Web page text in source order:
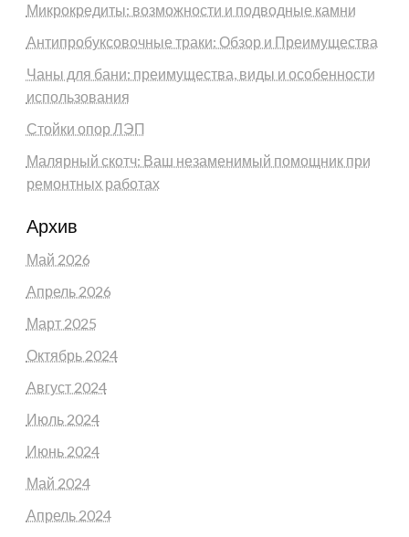
Микрокредиты: возможности и подводные камни
Антипробуксовочные траки: Обзор и Преимущества
Чаны для бани: преимущества, виды и особенности
использования
Стойки опор ЛЭП
Малярный скотч: Ваш незаменимый помощник при
ремонтных работах
Архив
Май 2026
Апрель 2026
Март 2025
Октябрь 2024
Август 2024
Июль 2024
Июнь 2024
Май 2024
Апрель 2024